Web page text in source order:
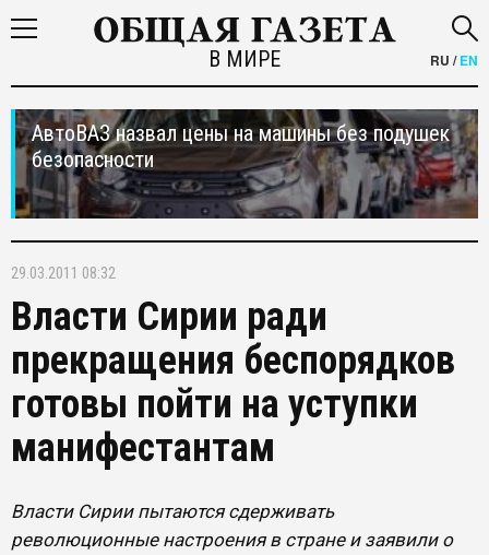
В МИРЕ RU /EN
АвтоВАЗ назвал цены на машины без подушек
безопасности
29.03.2011 08:32
Власти Сирии ради
прекращения беспорядков
готовы пойти на уступки
манифестантам
Власти Сирии пытаются сдерживать
революционные настроения в стране и заявили о